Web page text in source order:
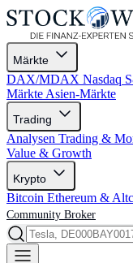
Märkte
DAX/MDAX Nasdaq
Märkte Asien-Märkte
Trading
Analysen Trading &
Value & Growth
Krypto
Bitcoin Ethereum &
Community Broker